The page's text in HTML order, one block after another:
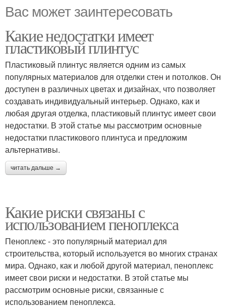
Вас может заинтересовать
Какие недостатки имеет
пластиковый плинтус
Пластиковый плинтус является одним из самых
популярных материалов для отделки стен и потолков. Он
доступен в различных цветах и дизайнах, что позволяет
создавать индивидуальный интерьер. Однако, как и
любая другая отделка, пластиковый плинтус имеет свои
недостатки. В этой статье мы рассмотрим основные
недостатки пластикового плинтуса и предложим
альтернативы.
читать дальше →
Какие риски связаны с
использованием пеноплекса
Пеноплекс - это популярный материал для
строительства, который используется во многих странах
мира. Однако, как и любой другой материал, пеноплекс
имеет свои риски и недостатки. В этой статье мы
рассмотрим основные риски, связанные с
использованием пеноплекса.